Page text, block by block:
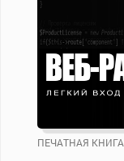
ПЕЧАТНАЯ КНИГА